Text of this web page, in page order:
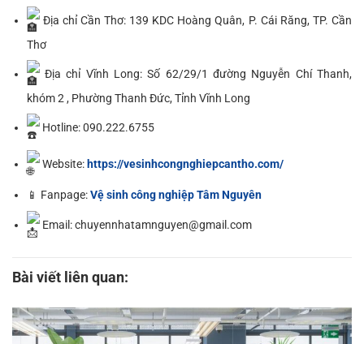
Địa chỉ Cần Thơ: 139 KDC Hoàng Quân, P. Cái Răng, TP. Cần
Thơ
Địa chỉ Vĩnh Long: Số 62/29/1 đường Nguyễn Chí Thanh,
khóm 2 , Phường Thanh Đức, Tỉnh Vĩnh Long
Hotline: 090.222.6755
Website: https://vesinhcongnghiepcantho.com/
📱 Fanpage:Vệ sinh công nghiệp Tâm Nguyên
Email: chuyennhatamnguyen@gmail.com
Bài viết liên quan: